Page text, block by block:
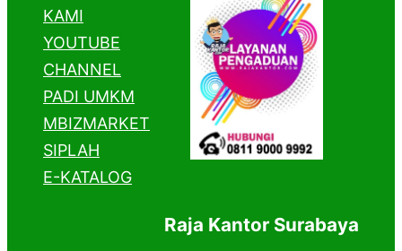
KAMI
YOUTUBE
CHANNEL
PADI UMKM
MBIZMARKET
SIPLAH
E-KATALOG
Raja Kantor Surabaya